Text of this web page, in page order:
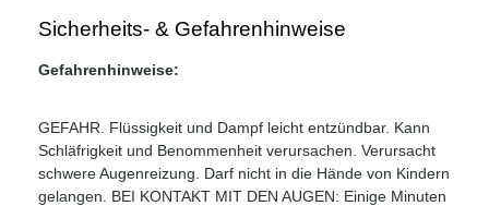
Sicherheits- & Gefahrenhinweise
Gefahrenhinweise:
GEFAHR. Flüssigkeit und Dampf leicht entzündbar. Kann
Schläfrigkeit und Benommenheit verursachen. Verursacht
schwere Augenreizung. Darf nicht in die Hände von Kindern
gelangen. BEI KONTAKT MIT DEN AUGEN: Einige Minuten